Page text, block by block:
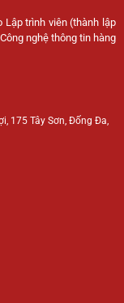
Lập trình viên (thành lập
nghệ thông tin hàng
175 Tây Sơn, Đống Đa,